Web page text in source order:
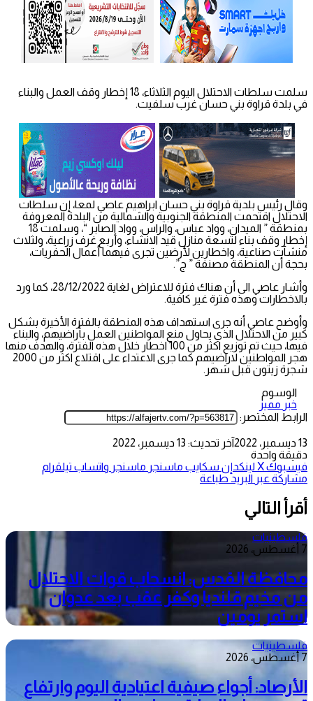
سلمت سلطات الاحتلال اليوم الثلاثاء، 18 إخطار وقف العمل والبناء
في بلدة قراوة بني حسان غرب سلفيت.
وقال رئيس بلدية قراوة بني حسان ابراهيم عاصي لمعا، إن سلطات
الاحتلال اقتحمت المنطقة الجنوبية والشمالية من البلدة المعروفة
بمنطقة ” الميدان، وواد عباس، والراس، وواد الصابر “، وسلمت 18
إخطار وقف بناء لتسعة منازل قيد الانشاء، وأربع غرف زراعية، ولثلاث
منشآت صناعية، واخطارين لأرضين تجرى فيهما أعمال الحفريات،
بحجة أن المنطقة مصنفة ” ج”.
وأشار عاصي الى أن هناك فترة للاعتراض لغاية 28/12/2022، كما ورد
بالاخطارات وهذه فترة غير كافية.
وأوضح عاصي أنه جرى استهداف هذه المنطقة بالفترة الأخيرة بشكل
كبير من الاحتلال الذي يحاول منع المواطنين العمل بأراضيهم، والبناء
فيها، حيث تم توزيع اكثر من 100 اخطار خلال هذه الفترة، والهدف منها
هجر المواطنين لاراضيهم كما جرى الاعتداء على اقتلاع اكثر من 2000
شجرة زيتون قبل شهر.
الوسوم
خبر مميز
الرابط المختصر:
13 ديسمبر، 2022
آخر تحديث: 13 ديسمبر، 2022
دقيقة واحدة
فيسبوك‫Xلينكدإن سكايب ماسنجر ماسنجر واتساب تيلقرام
مشاركة عبر البريد طباعة
أقرأ التالي
فلسطينيات
7 أغسطس، 2026
محافظة القدس: انسحاب قوات الاحتلال
من مخيم قلنديا وكفر عقب بعد عدوان
استمر يومين
فلسطينيات
7 أغسطس، 2026
الأرصاد: أجواء صيفية اعتيادية اليوم وارتفاع